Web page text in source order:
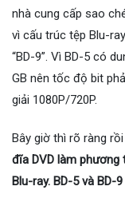
nhà cung cấp sao
vì cấu trúc tệp Blu-
“BD-9”. Vì BD-5 có
GB nên tốc độ bit
giải 1080P/720P.
Bây giờ thì rõ ràng rồi
đĩa DVD làm
Blu-ray. BD-5 và